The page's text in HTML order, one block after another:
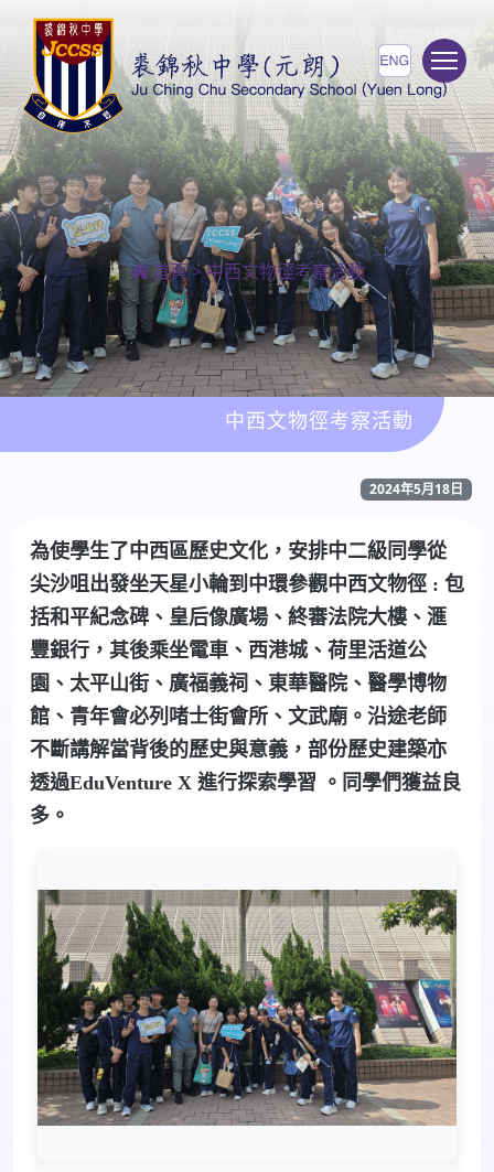
首頁 >中西文物徑考察活動
中西文物徑考察活動
2024年5月18日
為使學生了中西區歷史文化，安排中二級同學從
尖沙咀出發坐天星小輪到中環參觀中西文物徑 : 包
括和平紀念碑、皇后像廣場、終審法院大樓、滙
豐銀行，其後乘坐電車、西港城、荷里活道公
園、太平山街、廣福義祠、東華醫院、醫學博物
館、青年會必列啫士街會所、文武廟。沿途老師
不斷講解當背後的歷史與意義，部份歷史建築亦
透過EduVenture X 進行探索學習 。同學們獲益良
多。